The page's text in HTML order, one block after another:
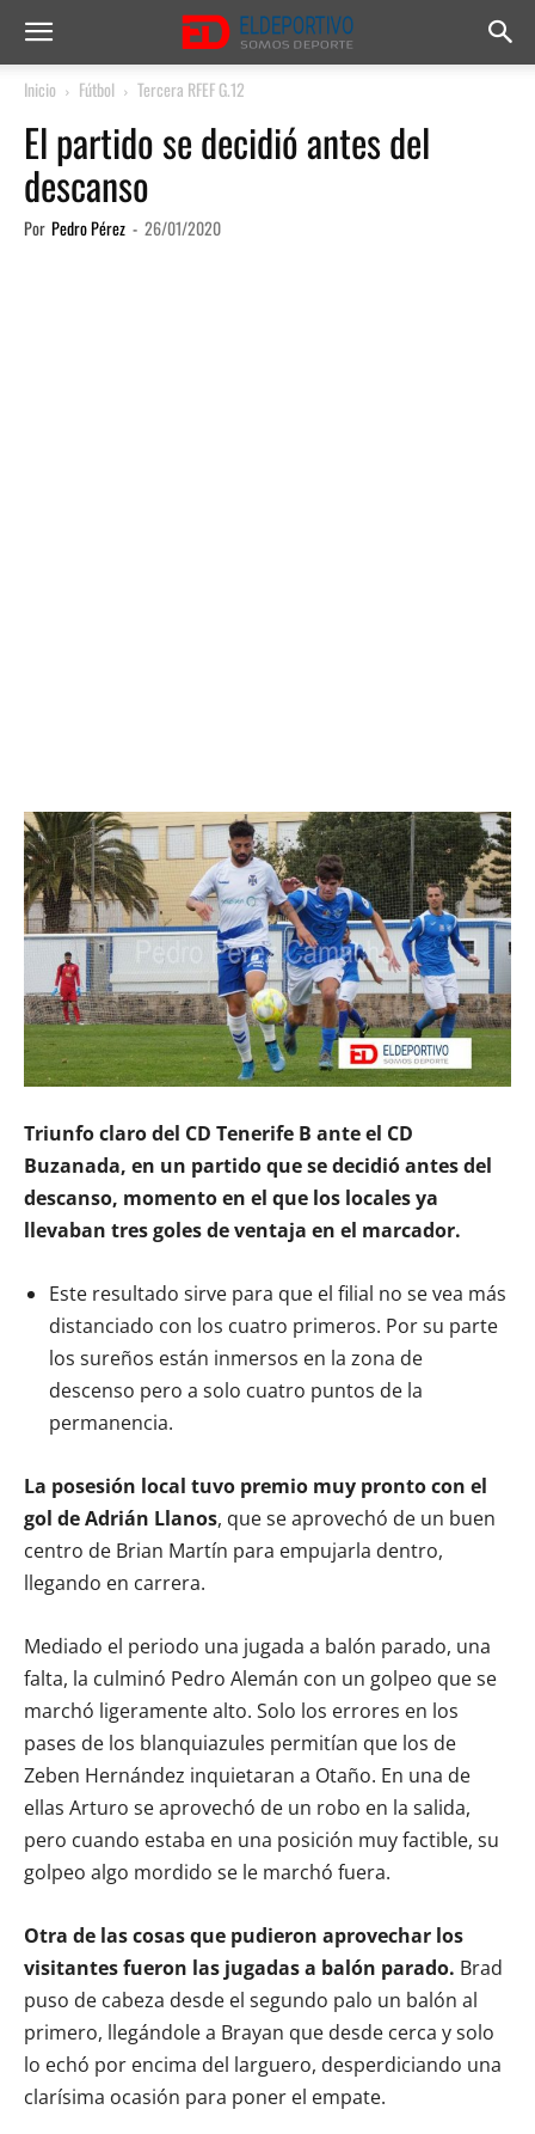
Inicio Fútbol Tercera RFEF G.12
El partido se decidió antes del
descanso
Por Pedro Pérez - 26/01/2020
Triunfo claro del CD Tenerife B ante el CD
Buzanada, en un partido que se decidió antes del
descanso, momento en el que los locales ya
llevaban tres goles de ventaja en el marcador.
Este resultado sirve para que el filial no se vea más
distanciado con los cuatro primeros. Por su parte
los sureños están inmersos en la zona de
descenso pero a solo cuatro puntos de la
permanencia.
La posesión local tuvo premio muy pronto con el
gol de Adrián Llanos, que se aprovechó de un buen
centro de Brian Martín para empujarla dentro,
llegando en carrera.
Mediado el periodo una jugada a balón parado, una
falta, la culminó Pedro Alemán con un golpeo que se
marchó ligeramente alto. Solo los errores en los
pases de los blanquiazules permitían que los de
Zeben Hernández inquietaran a Otaño. En una de
ellas Arturo se aprovechó de un robo en la salida,
pero cuando estaba en una posición muy factible, su
golpeo algo mordido se le marchó fuera.
Otra de las cosas que pudieron aprovechar los
visitantes fueron las jugadas a balón parado. Brad
puso de cabeza desde el segundo palo un balón al
primero, llegándole a Brayan que desde cerca y solo
lo echó por encima del larguero, desperdiciando una
clarísima ocasión para poner el empate.